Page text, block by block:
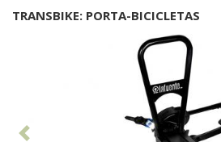
TRANSBIKE: PORTA-BICICLETAS